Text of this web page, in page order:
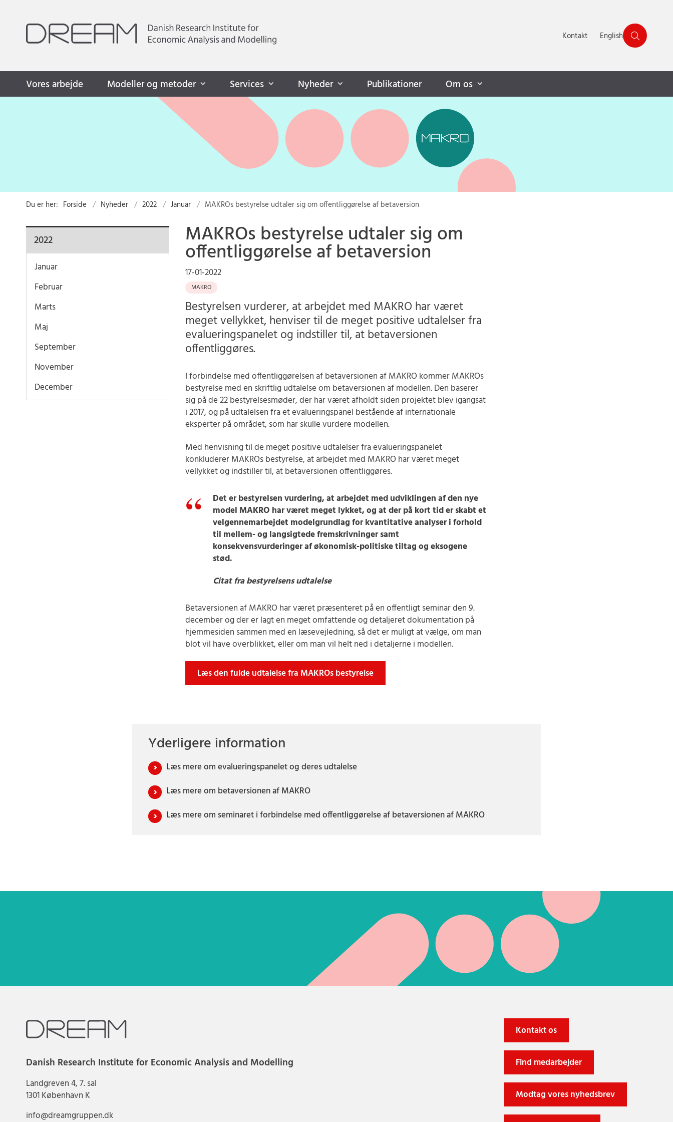
Kontakt English
Vores arbejde Modeller og metoder Services Nyheder Publikationer Om os
Du er her: Forside Nyheder 2022 Januar MAKROs bestyrelse udtaler sig om offentliggørelse af betaversion
2022
Januar
Februar
Marts
Maj
September
November
December
MAKROs bestyrelse udtaler sig om
offentliggørelse af betaversion
17-01-2022
MAKRO
Bestyrelsen vurderer, at arbejdet med MAKRO har været
meget vellykket, henviser til de meget positive udtalelser fra
evalueringspanelet og indstiller til, at betaversionen
offentliggøres.
I forbindelse med offentliggørelsen af betaversionen af MAKRO kommer MAKROs
bestyrelse med en skriftlig udtalelse om betaversionen af modellen. Den baserer
sig på de 22 bestyrelsesmøder, der har været afholdt siden projektet blev igangsat
i 2017, og på udtalelsen fra et evalueringspanel bestående af internationale
eksperter på området, som har skulle vurdere modellen.
Med henvisning til de meget positive udtalelser fra evalueringspanelet
konkluderer MAKROs bestyrelse, at arbejdet med MAKRO har været meget
vellykket og indstiller til, at betaversionen offentliggøres.
Det er bestyrelsen vurdering, at arbejdet med udviklingen af den nye
model MAKRO har været meget lykket, og at der på kort tid er skabt et
velgennemarbejdet modelgrundlag for kvantitative analyser i forhold
til mellem- og langsigtede fremskrivninger samt
konsekvensvurderinger af økonomisk-politiske tiltag og eksogene
stød.
Citat fra bestyrelsens udtalelse
Betaversionen af MAKRO har været præsenteret på en offentligt seminar den 9.
december og der er lagt en meget omfattende og detaljeret dokumentation på
hjemmesiden sammen med en læsevejledning, så det er muligt at vælge, om man
blot vil have overblikket, eller om man vil helt ned i detaljerne i modellen.
Læs den fulde udtalelse fra MAKROs bestyrelse
Yderligere information
Læs mere om evalueringspanelet og deres udtalelse
Læs mere om betaversionen af MAKRO
Læs mere om seminaret i forbindelse med offentliggørelse af betaversionen af MAKRO
Danish Research Institute for Economic Analysis and Modelling
Landgreven 4, 7. sal
1301 København K
info@dreamgruppen.dk
Kontakt os
Find medarbejder
Modtag vores nyhedsbrev